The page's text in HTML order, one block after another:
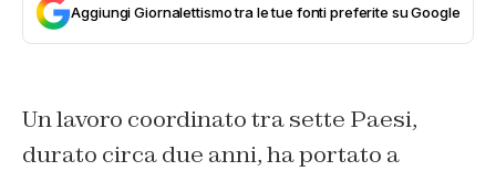
Aggiungi Giornalettismo tra le tue fonti preferite su Google
Un lavoro coordinato tra sette Paesi,
durato circa due anni, ha portato a